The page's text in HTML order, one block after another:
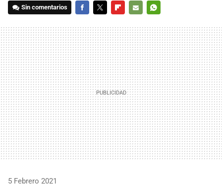
Sin comentarios
MAIL
5 Febrero 2021